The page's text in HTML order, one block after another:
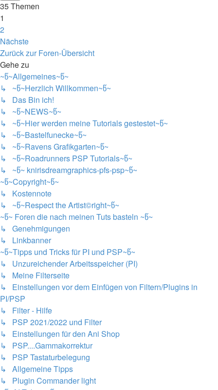
35 Themen
1
2
Nächste
Zurück zur Foren-Übersicht
Gehe zu
~წ~Allgemeines~წ~
↳ ~წ~Herzlich Willkommen~წ~
↳ Das Bin ich!
↳ ~წ~NEWS~წ~
↳ ~წ~Hier werden meine Tutorials gestestet~წ~
↳ ~წ~Bastelfunecke~წ~
↳ ~წ~Ravens Grafikgarten~წ~
↳ ~წ~Roadrunners PSP Tutorials~წ~
↳ ~წ~ knirisdreamgraphics-pfs-psp~წ~
~წ~Copyright~წ~
↳ Kostennote
↳ ~წ~Respect the Artist©right~წ~
~წ~ Foren die nach meinen Tuts basteln ~წ~
↳ Genehmigungen
↳ Linkbanner
~წ~Tipps und Tricks für PI und PSP~წ~
↳ Unzureichender Arbeitsspeicher (PI)
↳ Meine Filterseite
↳ Einstellungen vor dem Einfügen von Filtern/Plugins in
PI/PSP
↳ Filter - Hilfe
↳ PSP 2021/2022 und Filter
↳ Einstellungen für den Ani Shop
↳ PSP....Gammakorrektur
↳ PSP Tastaturbelegung
↳ Allgemeine Tipps
↳ Plugin Commander light